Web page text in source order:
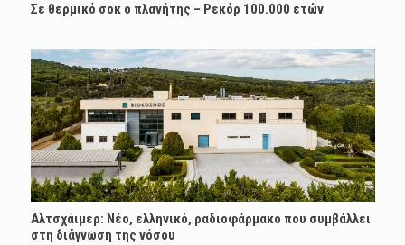
Σε θερμικό σοκ ο πλανήτης – Ρεκόρ 100.000 ετών
Αλτσχάιμερ: Nέο, ελληνικό, ραδιοφάρμακο που συμβάλλει
στη διάγνωση της νόσου